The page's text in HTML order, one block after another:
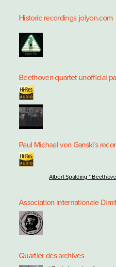
Historic recordings jolyon.com
Beethoven quartet unofficial
Paul Michael von Ganski's
Albert Spalding *
Association internationale
Quartier des archives